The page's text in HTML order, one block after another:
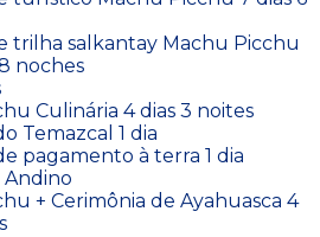
trilha salkantay Machu Picchu
noches
Culinária 4 dias 3 noites
Temazcal 1 dia
pagamento à terra 1 dia
Andino
+ Cerimônia de Ayahuasca 4